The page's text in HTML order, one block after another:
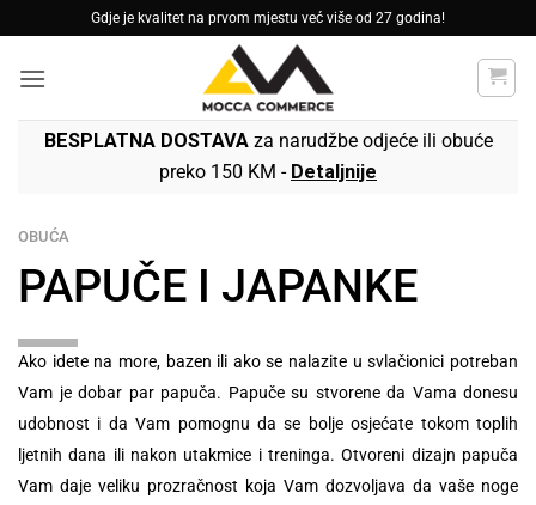
to
content
Gdje je kvalitet na prvom mjestu već više od 27 godina!
BESPLATNA DOSTAVAza narudžbe odjeće ili obuće
preko 150 KM - Detaljnije
OBUĆA
PAPUČE I JAPANKE
Ako idete na more, bazen ili ako se nalazite u svlačionici potreban
Vam je dobar par papuča. Papuče su stvorene da Vama donesu
udobnost i da Vam pomognu da se bolje osjećate tokom toplih
ljetnih dana ili nakon utakmice i treninga. Otvoreni dizajn papuča
Vam daje veliku prozračnost koja Vam dozvoljava da vaše noge